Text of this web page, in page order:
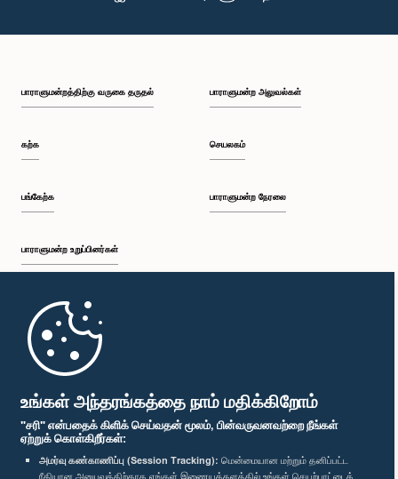
உங்கள் அந்தரங்கத்தை நாம் மதிக்கிறோம்
"சரி" என்பதைக் கிளிக் செய்வதன் மூலம், பின்வருவனவற்றை நீங்கள்
ஏற்றுக் கொள்கிறீர்கள்:
அமர்வு கண்காணிப்பு (Session Tracking): மென்மையான மற்றும் தனிப்பட்ட
ரீதியான அனுபவத்திற்காக எங்கள் இணையத்தளத்தில் உங்கள் செயற்பாட்டைக்
பாராளுமன்றத்திற்கு வருகை தருதல்
கற்க
பங்கேற்க
பாராளுமன்ற உறுப்பினர்கள்
முதற்பக்கம்
பாராளுமன்ற அலுவல்கள்
செயலகம்
பாராளுமன்ற நேரலை
பாராளுமன்ற கையடக்க செயலி